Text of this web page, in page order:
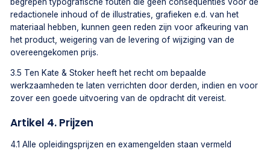
redactionele inhoud of de illustraties, grafieken e.d. van het
materiaal hebben, kunnen geen reden zijn voor afkeuring van
het product, weigering van de levering of wijziging van de
overeengekomen prijs.
3.5 Ten Kate & Stoker heeft het recht om bepaalde
werkzaamheden te laten verrichten door derden, indien en voor
zover een goede uitvoering van de opdracht dit vereist.
Artikel 4. Prijzen
4.1 Alle opleidingsprijzen en examengelden staan vermeld